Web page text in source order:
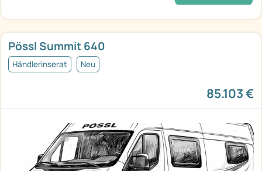
Pössl Summit 640
Händlerinserat Neu
85.103 €